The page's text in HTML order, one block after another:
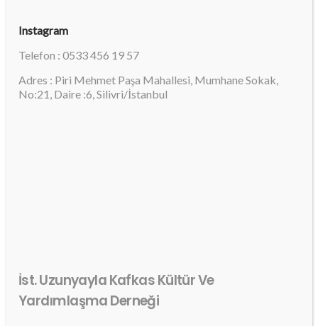
Instagram
Telefon : 0533 456 19 57
Adres : Piri Mehmet Paşa Mahallesi, Mumhane Sokak,
No:21, Daire :6, Silivri/İstanbul
İst. Uzunyayla Kafkas Kültür Ve
Yardımlaşma Derneği